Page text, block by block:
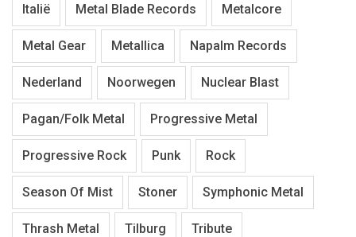
Italië Metal Blade Records Metalcore
Metal Gear Metallica Napalm Records
Nederland Noorwegen Nuclear Blast
Pagan/Folk Metal Progressive Metal
Progressive Rock Punk Rock
Season Of Mist Stoner Symphonic Metal
Thrash Metal Tilburg Tribute